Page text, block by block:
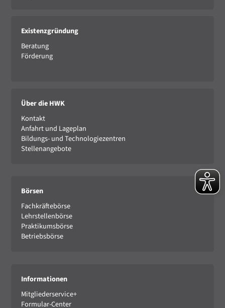
Existenzgründung
Beratung
Förderung
Über die HWK
Kontakt
Anfahrt und Lageplan
Bildungs- und Technologiezentren
Stellenangebote
Börsen
Fachkräftebörse
Lehrstellenbörse
Praktikumsbörse
Betriebsbörse
Informationen
Mitgliederservice+
Formular-Center